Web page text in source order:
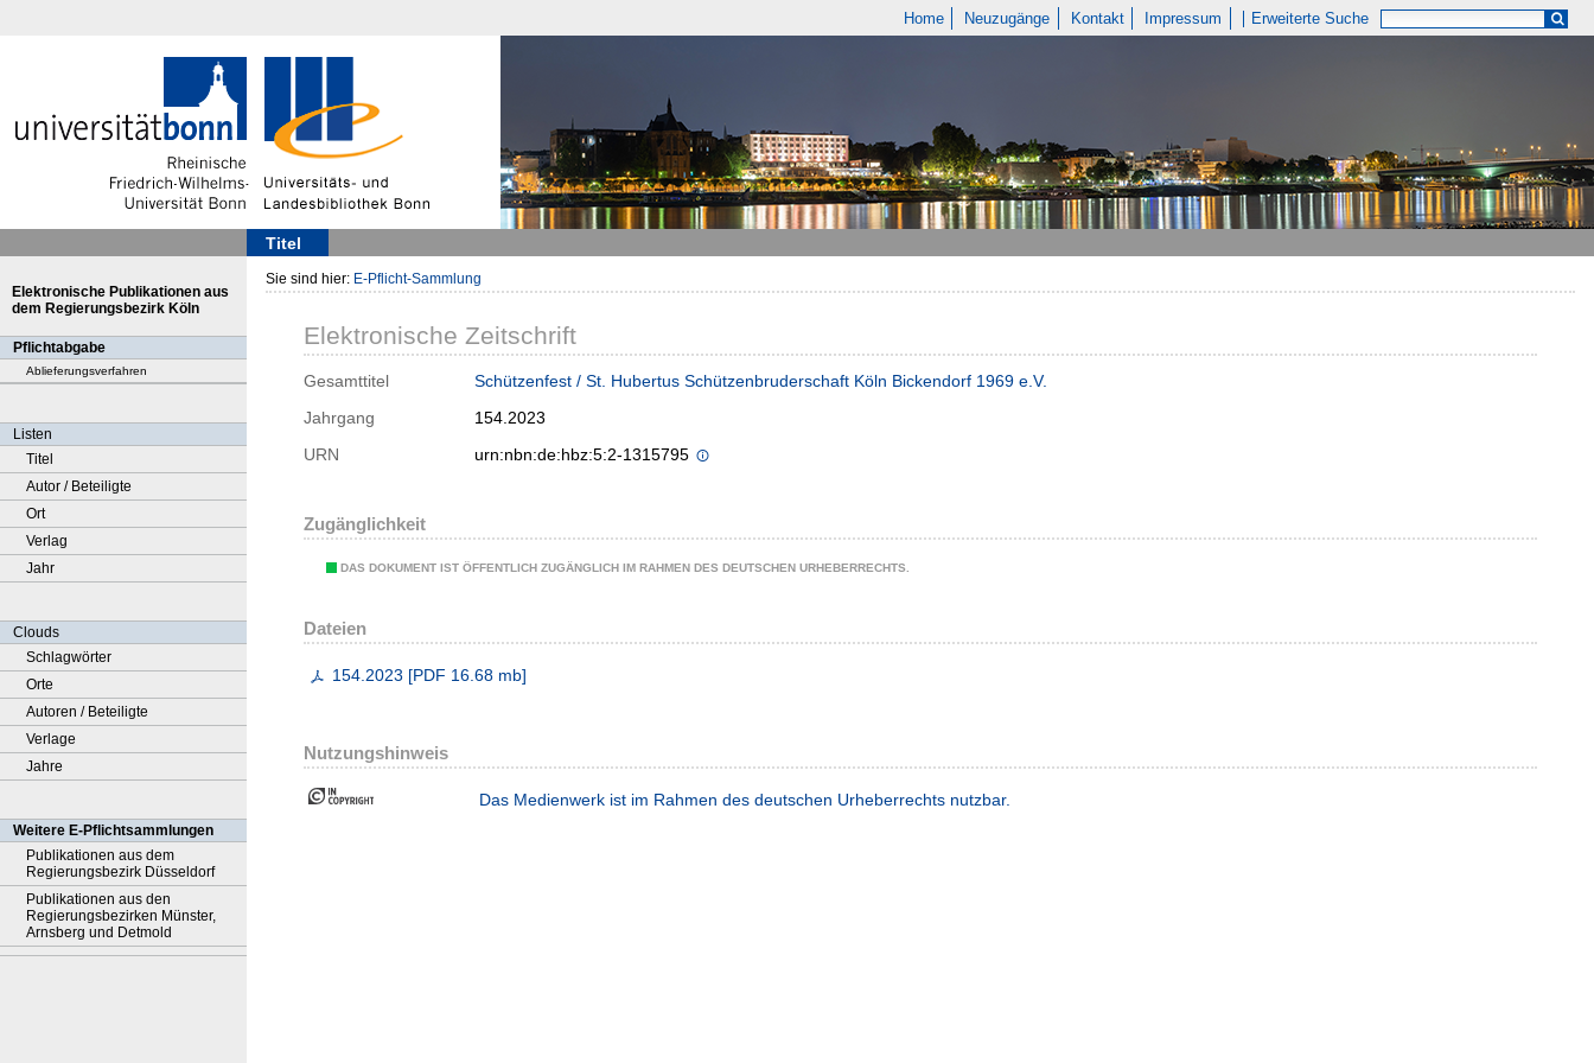
Home Neuzugänge Kontakt Impressum Erweiterte Suche
Titel
Elektronische Publikationen aus
dem Regierungsbezirk Köln
Pflichtabgabe
Ablieferungsverfahren
Listen
Titel
Autor / Beteiligte
Ort
Verlag
Jahr
Clouds
Schlagwörter
Orte
Autoren / Beteiligte
Verlage
Jahre
Weitere E-Pflichtsammlungen
Publikationen aus dem
Regierungsbezirk Düsseldorf
Publikationen aus den
Regierungsbezirken Münster,
Arnsberg und Detmold
Sie sind hier: E-Pflicht-Sammlung
Elektronische Zeitschrift
Gesamttitel
Schützenfest / St. Hubertus Schützenbruderschaft Köln Bickendorf 1969 e.V.
Jahrgang
154.2023
URN
urn:nbn:de:hbz:5:2-1315795
Zugänglichkeit
DAS DOKUMENT IST ÖFFENTLICH ZUGÄNGLICH IM RAHMEN DES DEUTSCHEN URHEBERRECHTS.
Dateien
154.2023 [PDF 16.68 mb]
Nutzungshinweis
Das Medienwerk ist im Rahmen des deutschen Urheberrechts nutzbar.